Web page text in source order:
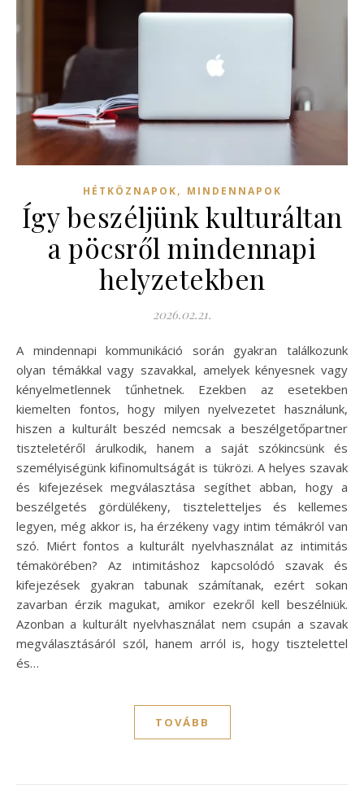
HÉTKÖZNAPOK, MINDENNAPOK
Így beszéljünk kulturáltan
a pöcsről mindennapi
helyzetekben
2026.02.21.
A mindennapi kommunikáció során gyakran találkozunk
olyan témákkal vagy szavakkal, amelyek kényesnek vagy
kényelmetlennek tűnhetnek. Ezekben az esetekben
kiemelten fontos, hogy milyen nyelvezetet használunk,
hiszen a kulturált beszéd nemcsak a beszélgetőpartner
tiszteletéről árulkodik, hanem a saját szókincsünk és
személyiségünk kifinomultságát is tükrözi. A helyes szavak
és kifejezések megválasztása segíthet abban, hogy a
beszélgetés gördülékeny, tiszteletteljes és kellemes
legyen, még akkor is, ha érzékeny vagy intim témákról van
szó. Miért fontos a kulturált nyelvhasználat az intimitás
témakörében? Az intimitáshoz kapcsolódó szavak és
kifejezések gyakran tabunak számítanak, ezért sokan
zavarban érzik magukat, amikor ezekről kell beszélniük.
Azonban a kulturált nyelvhasználat nem csupán a szavak
megválasztásáról szól, hanem arról is, hogy tisztelettel
és…
TOVÁBB